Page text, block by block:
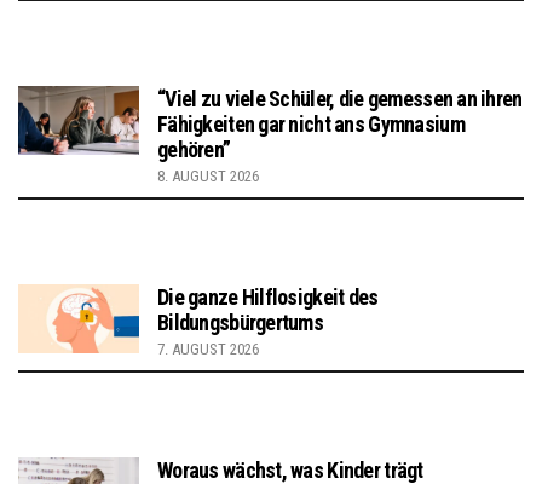
“Viel zu viele Schüler, die gemessen an ihren
Fähigkeiten gar nicht ans Gymnasium
gehören”
8. AUGUST 2026
Die ganze Hilflosigkeit des
Bildungsbürgertums
7. AUGUST 2026
Woraus wächst, was Kinder trägt